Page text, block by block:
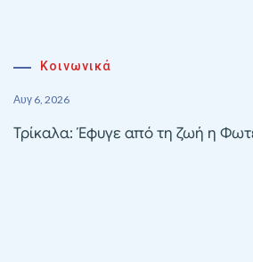
Κοινωνικά
Αυγ 6, 2026
Τρίκαλα: Έφυγε από τη ζωή η